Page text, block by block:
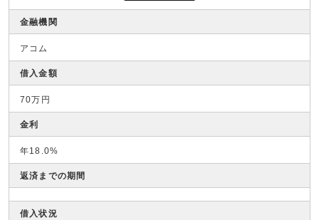
金融機関
アコム
借入金額
70万円
金利
年18.0%
返済までの期間
借入状況